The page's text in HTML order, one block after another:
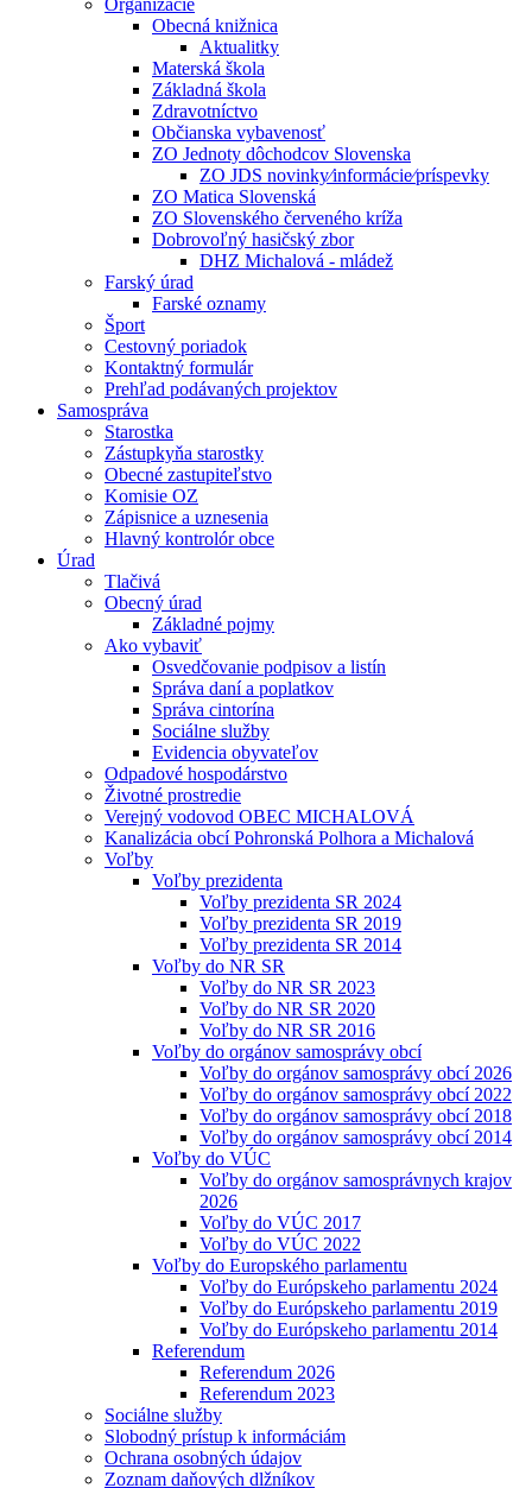
Organizácie
Obecná knižnica
Aktualitky
Materská škola
Základná škola
Zdravotníctvo
Občianska vybavenosť
ZO Jednoty dôchodcov Slovenska
ZO JDS novinky⁄informácie⁄príspevky
ZO Matica Slovenská
ZO Slovenského červeného kríža
Dobrovoľný hasičský zbor
DHZ Michalová - mládež
Farský úrad
Farské oznamy
Šport
Cestovný poriadok
Kontaktný formulár
Prehľad podávaných projektov
Samospráva
Starostka
Zástupkyňa starostky
Obecné zastupiteľstvo
Komisie OZ
Zápisnice a uznesenia
Hlavný kontrolór obce
Úrad
Tlačivá
Obecný úrad
Základné pojmy
Ako vybaviť
Osvedčovanie podpisov a listín
Správa daní a poplatkov
Správa cintorína
Sociálne služby
Evidencia obyvateľov
Odpadové hospodárstvo
Životné prostredie
Verejný vodovod OBEC MICHALOVÁ
Kanalizácia obcí Pohronská Polhora a Michalová
Voľby
Voľby prezidenta
Voľby prezidenta SR 2024
Voľby prezidenta SR 2019
Voľby prezidenta SR 2014
Voľby do NR SR
Voľby do NR SR 2023
Voľby do NR SR 2020
Voľby do NR SR 2016
Voľby do orgánov samosprávy obcí
Voľby do orgánov samosprávy obcí 2026
Voľby do orgánov samosprávy obcí 2022
Voľby do orgánov samosprávy obcí 2018
Voľby do orgánov samosprávy obcí 2014
Voľby do VÚC
Voľby do orgánov samosprávnych krajov
2026
Voľby do VÚC 2017
Voľby do VÚC 2022
Voľby do Europského parlamentu
Voľby do Európskeho parlamentu 2024
Voľby do Európskeho parlamentu 2019
Voľby do Európskeho parlamentu 2014
Referendum
Referendum 2026
Referendum 2023
Sociálne služby
Slobodný prístup k informáciám
Ochrana osobných údajov
Zoznam daňových dlžníkov